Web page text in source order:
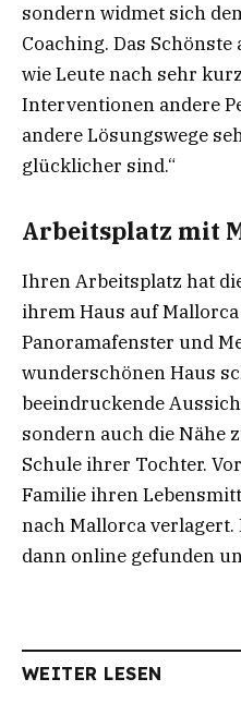
sondern widmet sich
Coaching. Das
wie Leute nach sehr
Interventionen andere
andere Lösungswege
glücklicher sind.“
Arbeitsplatz mit
Ihren Arbeitsplatz hat
ihrem Haus auf
Panoramafenster und
wunderschönen Haus
beeindruckende
sondern auch die Nähe
Schule ihrer Tochter.
Familie ihren
nach Mallorca
dann online gefunden
WEITER LESEN